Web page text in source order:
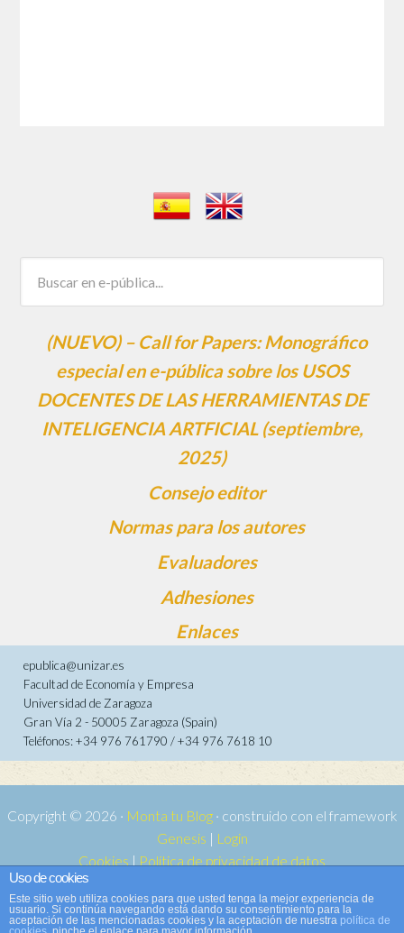
(NUEVO) – Call for Papers: Monográfico
especial en e-pública sobre los USOS
DOCENTES DE LAS HERRAMIENTAS DE
INTELIGENCIA ARTFICIAL (septiembre,
2025)
Consejo editor
Normas para los autores
Evaluadores
Adhesiones
Enlaces
epublica@unizar.es
Facultad de Economía y Empresa
Universidad de Zaragoza
Gran Vía 2 - 50005 Zaragoza (Spain)
Teléfonos: +34 976 761790 / +34 976 7618 10
Copyright © 2026 · Monta tu Blog· construido con el framework
Genesis | Login
Cookies | Política de privacidad de datos
Copyright © 2026 ·
WordPress·Acceder
Uso de cookies
Este sitio web utiliza cookies para que usted tenga la mejor experiencia de
usuario. Si continúa navegando está dando su consentimiento para la
aceptación de las mencionadas cookies y la aceptación de nuestra política de